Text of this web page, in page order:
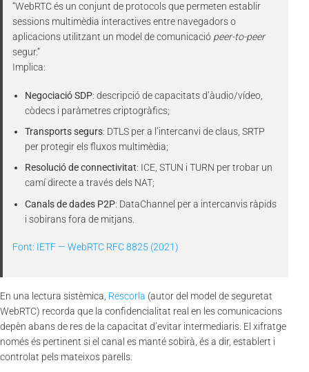
“WebRTC és un conjunt de protocols que permeten establir
sessions multimèdia interactives entre navegadors o
aplicacions utilitzant un model de comunicació peer-to-peer
segur.”
Implica:
Negociació SDP: descripció de capacitats d’àudio/vídeo,
còdecs i paràmetres criptogràfics;
Transports segurs: DTLS per a l’intercanvi de claus, SRTP
per protegir els fluxos multimèdia;
Resolució de connectivitat: ICE, STUN i TURN per trobar un
camí directe a través dels NAT;
Canals de dades P2P: DataChannel per a intercanvis ràpids
i sobirans fora de mitjans.
Font: IETF — WebRTC RFC 8825 (2021)
En una lectura sistèmica, Rescorla (autor del model de seguretat
WebRTC) recorda que la confidencialitat real en les comunicacions
depèn abans de res de la capacitat d’evitar intermediaris. El xifratge
només és pertinent si el canal es manté sobirà, és a dir, establert i
controlat pels mateixos parells.